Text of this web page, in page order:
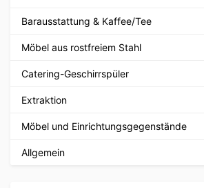
Barausstattung & Kaffee/Tee
Möbel aus rostfreiem Stahl
Catering-Geschirrspüler
Extraktion
Möbel und Einrichtungsgegenstände
Allgemein